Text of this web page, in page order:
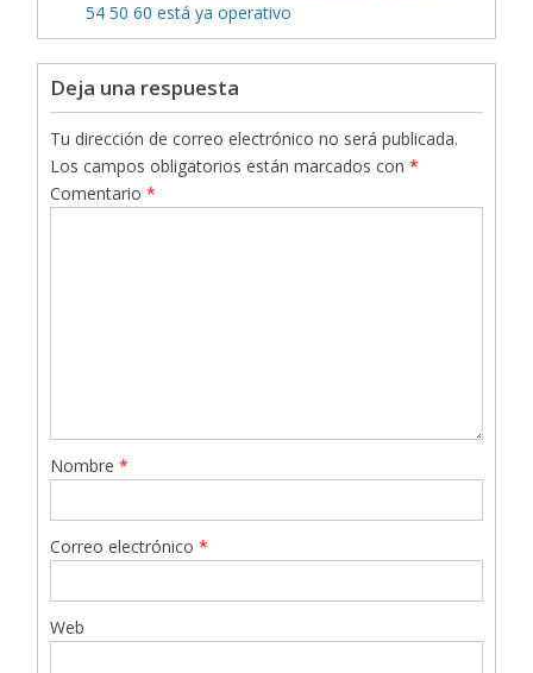
54 50 60 está ya operativo
Deja una respuesta
Tu dirección de correo electrónico no será publicada.
Los campos obligatorios están marcados con*
Comentario*
Nombre*
Correo electrónico*
Web